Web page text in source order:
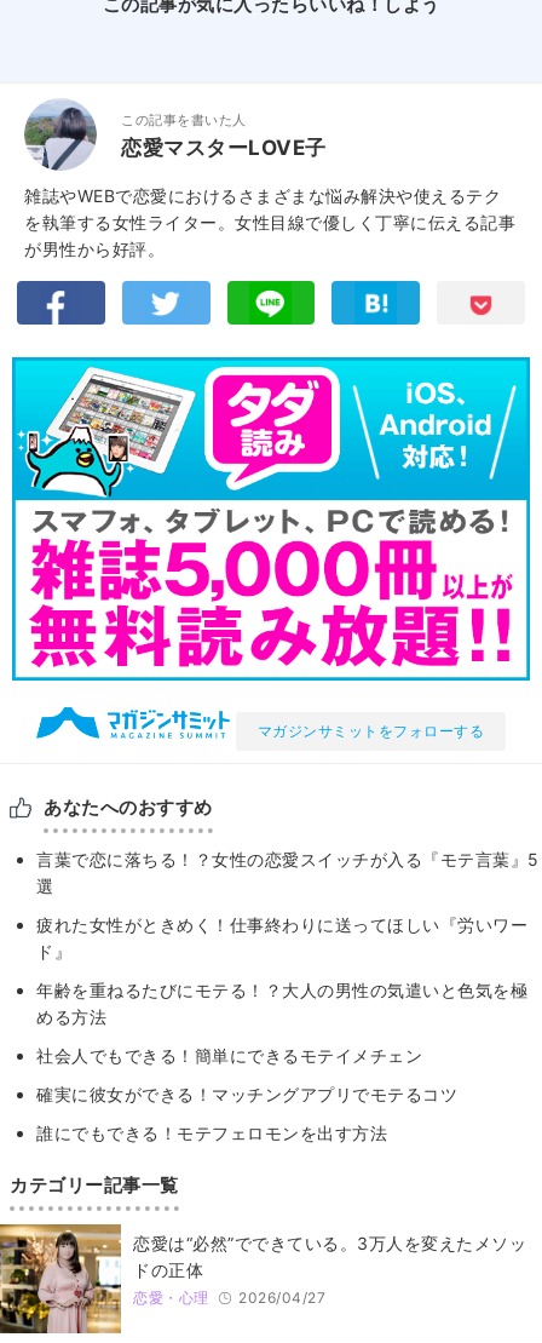
この記事を書いた人
恋愛マスターLOVE子
雑誌やWEBで恋愛におけるさまざまな悩み解決や使えるテク
を執筆する女性ライター。女性目線で優しく丁寧に伝える記事
が男性から好評。
マガジンサミットをフォローする
あなたへのおすすめ
言葉で恋に落ちる！？女性の恋愛スイッチが入る『モテ言葉』5
選
疲れた女性がときめく！仕事終わりに送ってほしい『労いワー
ド』
年齢を重ねるたびにモテる！？大人の男性の気遣いと色気を極
める方法
社会人でもできる！簡単にできるモテイメチェン
確実に彼女ができる！マッチングアプリでモテるコツ
誰にでもできる！モテフェロモンを出す方法
カテゴリー記事一覧
恋愛は“必然”でできている。3万人を変えたメソッ
ドの正体
恋愛・心理 2026/04/27